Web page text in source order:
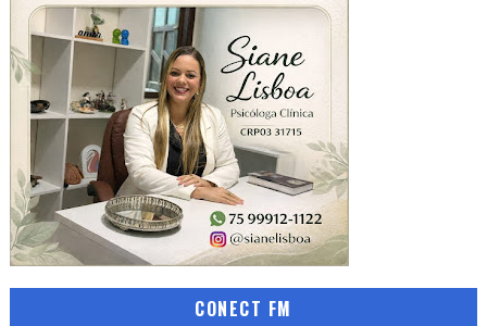
CONECT FM